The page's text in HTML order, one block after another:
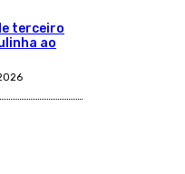
terceiro
ao